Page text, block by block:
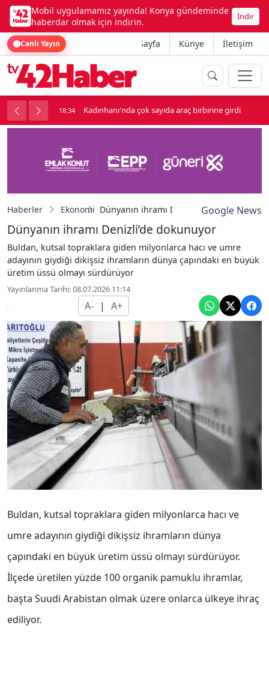
Mobil uygulamamız yayında! Konya gündeminde
haberdar olmak için indirin.
İndir
Canlı Yayın Ana Sayfa Künye İletişim
soygun 18:34 Kadınhanı'nda çok sayıda araç birbirine girdi
Haberler Ekonomi Dünyanın ihramı Denizli’de dokunuyor
Google News
Dünyanın ihramı Denizli’de dokunuyor
Buldan, kutsal topraklara giden milyonlarca hacı ve umre
adayının giydiği dikişsiz ihramların dünya çapındaki en büyük
üretim üssü olmayı sürdürüyor
Yayınlanma Tarihi: 08.07.2026 11:14
A- | A+
Buldan, kutsal topraklara giden milyonlarca hacı ve
umre adayının giydiği dikişsiz ihramların dünya
çapındaki en büyük üretim üssü olmayı sürdürüyor.
İlçede üretilen yüzde 100 organik pamuklu ihramlar,
başta Suudi Arabistan olmak üzere onlarca ülkeye ihraç
ediliyor.